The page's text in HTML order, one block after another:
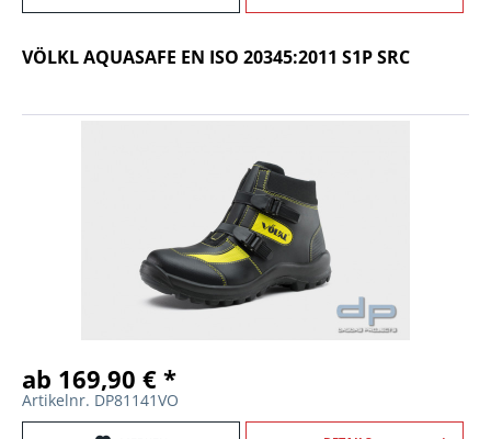
VÖLKL AQUASAFE EN ISO 20345:2011 S1P SRC
ab 169,90 € *
Artikelnr. DP81141VO